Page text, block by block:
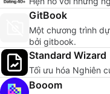
GitBook
Một chương trình
bởi gitbook.
Standard Wizard
Tối ưu hóa Nghiên
Booom